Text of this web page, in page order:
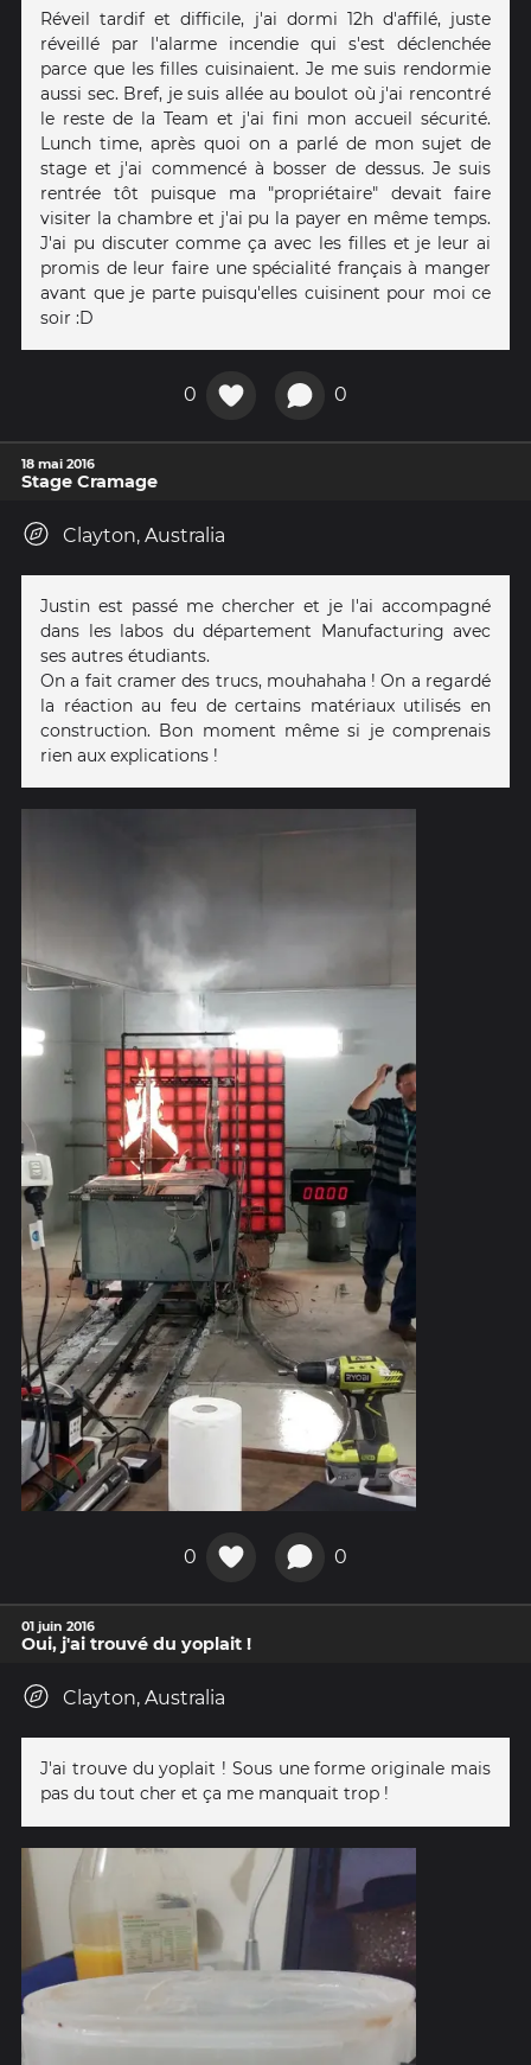
Réveil tardif et difficile, j'ai dormi 12h d'affilé, juste
réveillé par l'alarme incendie qui s'est déclenchée
parce que les filles cuisinaient. Je me suis rendormie
aussi sec. Bref, je suis allée au boulot où j'ai rencontré
le reste de la Team et j'ai fini mon accueil sécurité.
Lunch time, après quoi on a parlé de mon sujet de
stage et j'ai commencé à bosser de dessus. Je suis
rentrée tôt puisque ma "propriétaire" devait faire
visiter la chambre et j'ai pu la payer en même temps.
J'ai pu discuter comme ça avec les filles et je leur ai
promis de leur faire une spécialité français à manger
avant que je parte puisqu'elles cuisinent pour moi ce
soir :D
0 0
18 mai 2016
Stage Cramage
Clayton, Australia
Justin est passé me chercher et je l'ai accompagné
dans les labos du département Manufacturing avec
ses autres étudiants.
On a fait cramer des trucs, mouhahaha ! On a regardé
la réaction au feu de certains matériaux utilisés en
construction. Bon moment même si je comprenais
rien aux explications !
0 0
01 juin 2016
Oui, j'ai trouvé du yoplait !
Clayton, Australia
J'ai trouve du yoplait ! Sous une forme originale mais
pas du tout cher et ça me manquait trop !